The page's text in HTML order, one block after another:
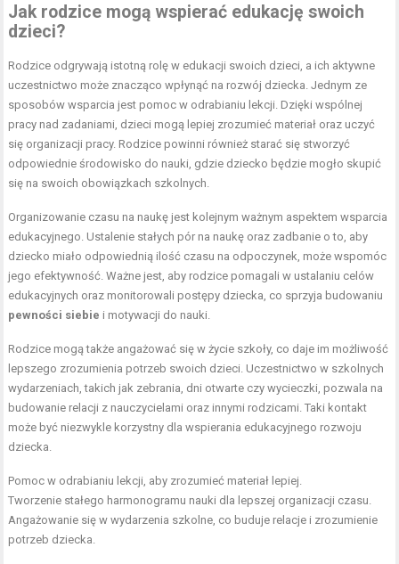
Jak rodzice mogą wspierać edukację swoich
dzieci?
Rodzice odgrywają istotną rolę w edukacji swoich dzieci, a ich aktywne
uczestnictwo może znacząco wpłynąć na rozwój dziecka. Jednym ze
sposobów wsparcia jest pomoc w odrabianiu lekcji. Dzięki wspólnej
pracy nad zadaniami, dzieci mogą lepiej zrozumieć materiał oraz uczyć
się organizacji pracy. Rodzice powinni również starać się stworzyć
odpowiednie środowisko do nauki, gdzie dziecko będzie mogło skupić
się na swoich obowiązkach szkolnych.
Organizowanie czasu na naukę jest kolejnym ważnym aspektem wsparcia
edukacyjnego. Ustalenie stałych pór na naukę oraz zadbanie o to, aby
dziecko miało odpowiednią ilość czasu na odpoczynek, może wspomóc
jego efektywność. Ważne jest, aby rodzice pomagali w ustalaniu celów
edukacyjnych oraz monitorowali postępy dziecka, co sprzyja budowaniu
pewności siebie i motywacji do nauki.
Rodzice mogą także angażować się w życie szkoły, co daje im możliwość
lepszego zrozumienia potrzeb swoich dzieci. Uczestnictwo w szkolnych
wydarzeniach, takich jak zebrania, dni otwarte czy wycieczki, pozwala na
budowanie relacji z nauczycielami oraz innymi rodzicami. Taki kontakt
może być niezwykle korzystny dla wspierania edukacyjnego rozwoju
dziecka.
Pomoc w odrabianiu lekcji, aby zrozumieć materiał lepiej.
Tworzenie stałego harmonogramu nauki dla lepszej organizacji czasu.
Angażowanie się w wydarzenia szkolne, co buduje relacje i zrozumienie
potrzeb dziecka.